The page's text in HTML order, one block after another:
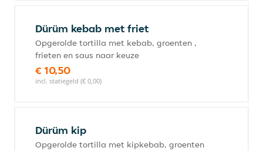
Dürüm kebab met friet
Opgerolde tortilla met kebab, groenten ,
frieten en saus naar keuze
€ 10,50
incl. statiegeld (€ 0,00)
Dürüm kip
Opgerolde tortilla met kipkebab, groenten